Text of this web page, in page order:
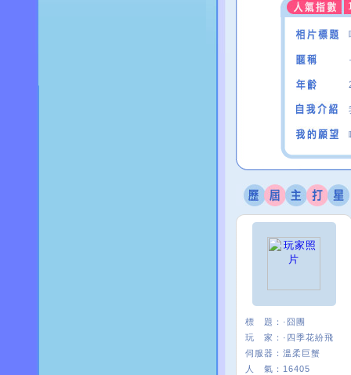
標 題： ·囧團
玩 家： ·四季花紛飛
伺服器： 溫柔巨蟹
人 氣： 16405